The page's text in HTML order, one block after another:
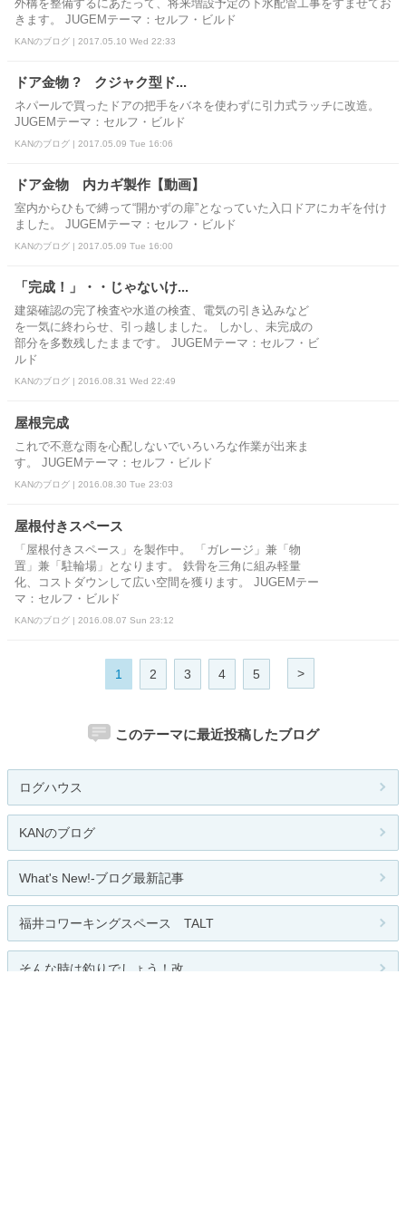
外構を整備するにあたって、将来増設予定の下水配管工事をすませてお
きます。 JUGEMテーマ：セルフ・ビルド
KANのブログ | 2017.05.10 Wed 22:33
ドア金物 ? クジャク型ド...
ネパールで買ったドアの把手をバネを使わずに引力式ラッチに改造。
JUGEMテーマ：セルフ・ビルド
KANのブログ | 2017.05.09 Tue 16:06
ドア金物 内カギ製作【動画】
室内からひもで縛って“開かずの扉”となっていた入口ドアにカギを付け
ました。 JUGEMテーマ：セルフ・ビルド
KANのブログ | 2017.05.09 Tue 16:00
「完成！」・・じゃないけ...
建築確認の完了検査や水道の検査、電気の引き込みなど
を一気に終わらせ、引っ越しました。 しかし、未完成の
部分を多数残したままです。 JUGEMテーマ：セルフ・ビ
ルド
KANのブログ | 2016.08.31 Wed 22:49
屋根完成
これで不意な雨を心配しないでいろいろな作業が出来ま
す。 JUGEMテーマ：セルフ・ビルド
KANのブログ | 2016.08.30 Tue 23:03
屋根付きスペース
「屋根付きスペース」を製作中。 「ガレージ」兼「物
置」兼「駐輪場」となります。 鉄骨を三角に組み軽量
化、コストダウンして広い空間を獲ります。 JUGEMテー
マ：セルフ・ビルド
KANのブログ | 2016.08.07 Sun 23:12
1 2 3 4 5 >
このテーマに最近投稿したブログ
ログハウス
KANのブログ
What's New!-ブログ最新記事
福井コワーキングスペース TALT
そんな時は釣りでしょう！改